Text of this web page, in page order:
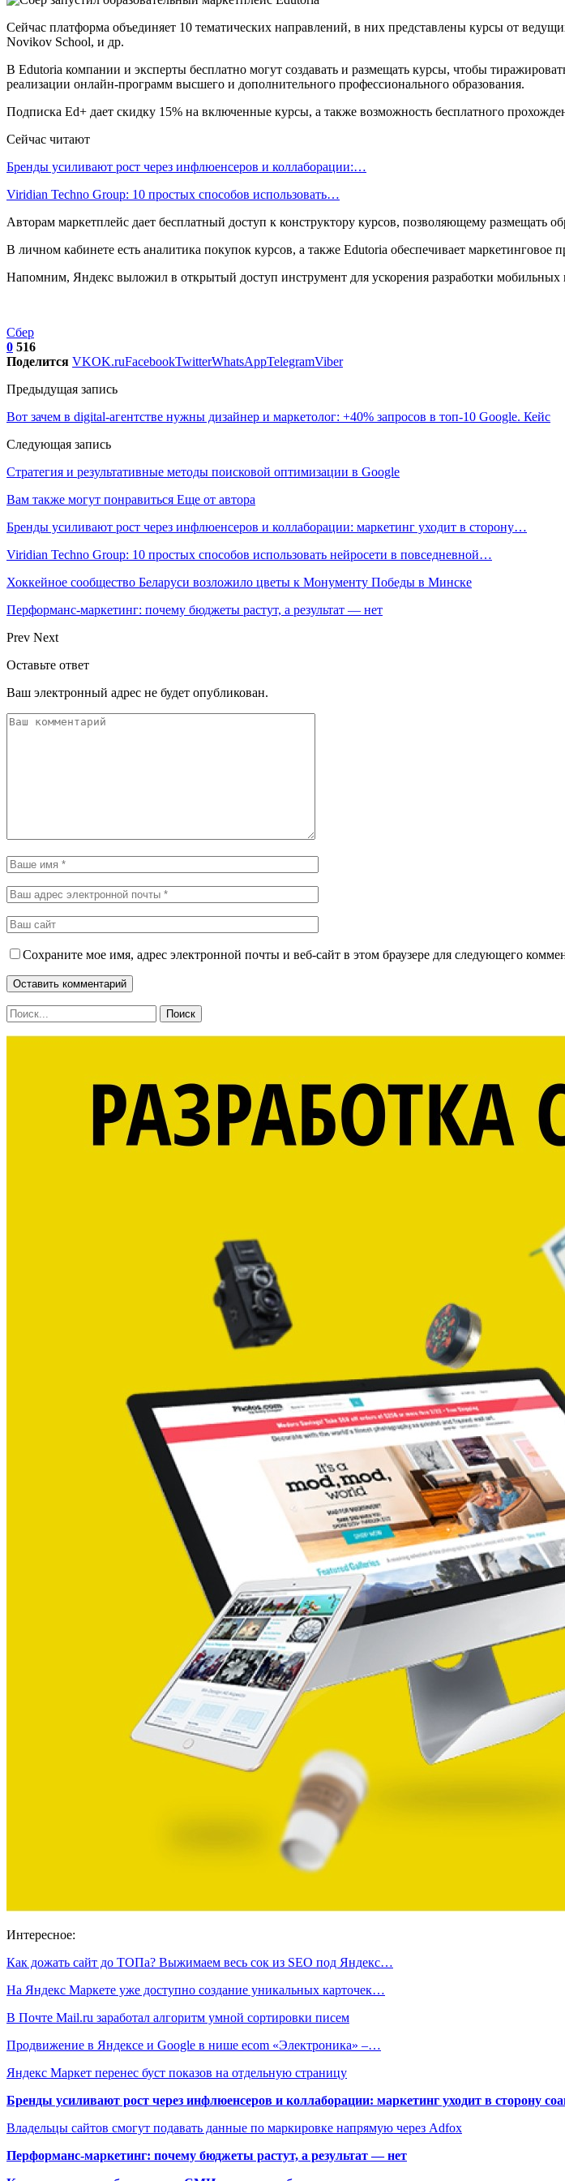
Сейчас платформа объединяет 10 тематических направлений, в них представлены курсы от
Novikov School, и др.
В Edutoria компании и эксперты бесплатно могут создавать и размещать курсы, чтобы
реализации онлайн-программ высшего и дополнительного профессионального образования.
Подписка Ed+ дает скидку 15% на включенные курсы, а также возможность бесплатного
Сейчас читают
Бренды усиливают рост через инфлюенсеров и коллаборации:…
Viridian Techno Group: 10 простых способов использовать…
Авторам маркетплейс дает бесплатный доступ к конструктору курсов, позволяющему размещать
В личном кабинете есть аналитика покупок курсов, а также Edutoria обеспечивает маркетинговое
Напомним, Яндекс выложил в открытый доступ инструмент для ускорения разработки
Сбер
0 516
Поделится VKOK.ruFacebookTwitterWhatsAppTelegramViber
Предыдущая запись
Вот зачем в digital-агентстве нужны дизайнер и маркетолог: +40% запросов в топ-10 Google. Кейс
Следующая запись
Стратегия и результативные методы поисковой оптимизации в Google
Вам также могут понравиться Еще от автора
Бренды усиливают рост через инфлюенсеров и коллаборации: маркетинг уходит в сторону…
Viridian Techno Group: 10 простых способов использовать нейросети в повседневной…
Хоккейное сообщество Беларуси возложило цветы к Монументу Победы в Минске
Перформанс-маркетинг: почему бюджеты растут, а результат — нет
Prev Next
Оставьте ответ
Ваш электронный адрес не будет опубликован.
Сохраните мое имя, адрес электронной почты и веб-сайт в этом браузере для следующего
Интересное:
Как дожать сайт до ТОПа? Выжимаем весь сок из SEO под Яндекс…
На Яндекс Маркете уже доступно создание уникальных карточек…
В Почте Mail.ru заработал алгоритм умной сортировки писем
Продвижение в Яндексе и Google в нише ecom «Электроника» –…
Яндекс Маркет перенес буст показов на отдельную страницу
Бренды усиливают рост через инфлюенсеров и коллаборации: маркетинг уходит в сторону
Владельцы сайтов смогут подавать данные по маркировке напрямую через Adfox
Перформанс-маркетинг: почему бюджеты растут, а результат — нет